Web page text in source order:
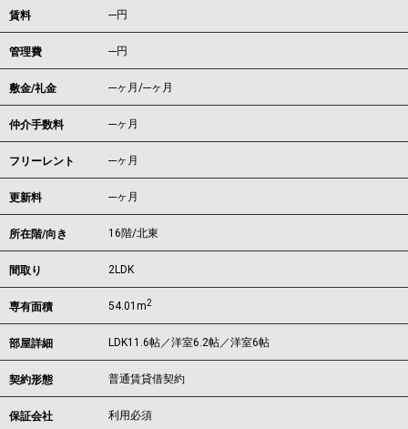
賃料 ---円
管理費 ---円
敷金/礼金 ---ヶ月/---ヶ月
仲介手数料 ---ヶ月
フリーレント ---ヶ月
更新料 ---ヶ月
所在階/向き 16階/北東
間取り 2LDK
専有面積 54.01m2
部屋詳細 LDK11.6帖／洋室6.2帖／洋室6帖
契約形態 普通賃貸借契約
保証会社 利用必須